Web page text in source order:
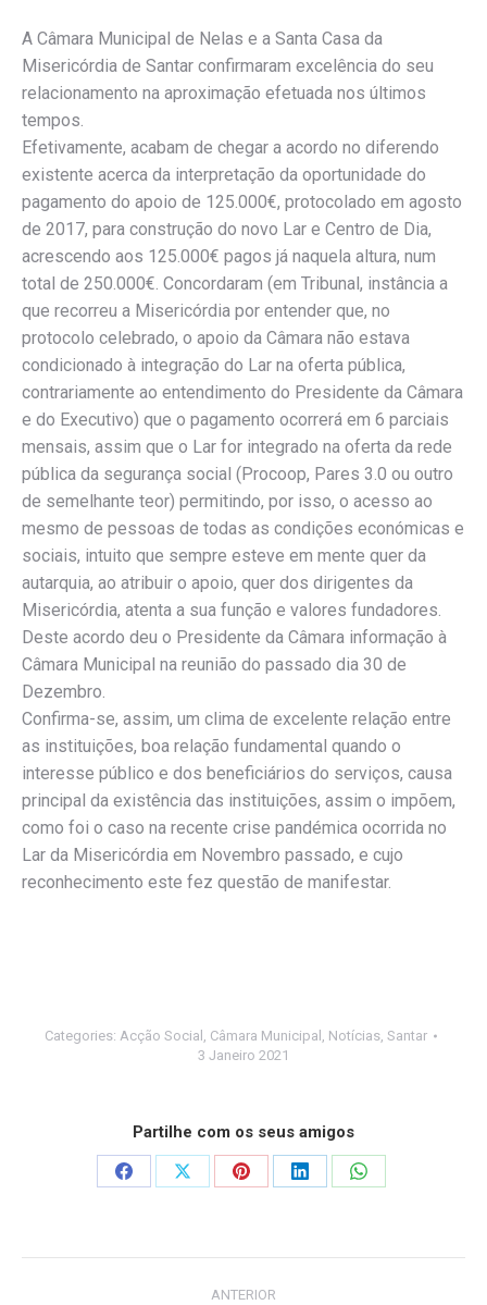
A Câmara Municipal de Nelas e a Santa Casa da
Misericórdia de Santar confirmaram excelência do seu
relacionamento na aproximação efetuada nos últimos
tempos.
Efetivamente, acabam de chegar a acordo no diferendo
existente acerca da interpretação da oportunidade do
pagamento do apoio de 125.000€, protocolado em agosto
de 2017, para construção do novo Lar e Centro de Dia,
acrescendo aos 125.000€ pagos já naquela altura, num
total de 250.000€. Concordaram (em Tribunal, instância a
que recorreu a Misericórdia por entender que, no
protocolo celebrado, o apoio da Câmara não estava
condicionado à integração do Lar na oferta pública,
contrariamente ao entendimento do Presidente da Câmara
e do Executivo) que o pagamento ocorrerá em 6 parciais
mensais, assim que o Lar for integrado na oferta da rede
pública da segurança social (Procoop, Pares 3.0 ou outro
de semelhante teor) permitindo, por isso, o acesso ao
mesmo de pessoas de todas as condições económicas e
sociais, intuito que sempre esteve em mente quer da
autarquia, ao atribuir o apoio, quer dos dirigentes da
Misericórdia, atenta a sua função e valores fundadores.
Deste acordo deu o Presidente da Câmara informação à
Câmara Municipal na reunião do passado dia 30 de
Dezembro.
Confirma-se, assim, um clima de excelente relação entre
as instituições, boa relação fundamental quando o
interesse público e dos beneficiários do serviços, causa
principal da existência das instituições, assim o impõem,
como foi o caso na recente crise pandémica ocorrida no
Lar da Misericórdia em Novembro passado, e cujo
reconhecimento este fez questão de manifestar.
Categories: Acção Social , Câmara Municipal , Notícias, Santar
3 Janeiro 2021
Partilhe com os seus amigos
Share
Share
Share
Share
Share
ANTERIOR